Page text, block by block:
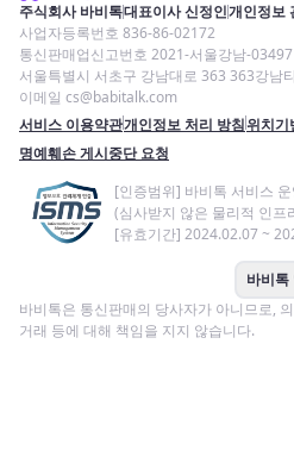
주식회사 바비톡대표이사 신정인개인정보
사업자등록번호 836-86-02172
통신판매업신고번호 2021-서울강남-03497
서울특별시 서초구 강남대로 363 363강남
이메일 cs@babitalk.com
서비스 이용약관개인정보 처리 방침위치기
명예훼손 게시중단 요청
[인증범위] 바비톡 서비스 운
(심사받지 않은 물리적 인프
[유효기간] 2024.02.07 ~
바비톡
바비톡은 통신판매의 당사자가 아니므로,
거래 등에 대해 책임을 지지 않습니다.